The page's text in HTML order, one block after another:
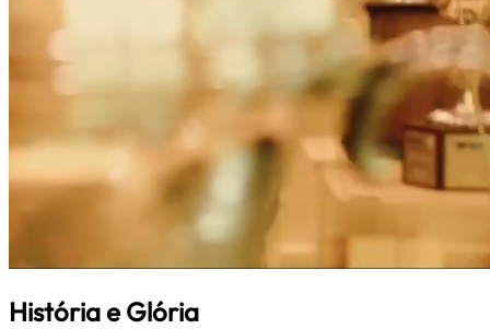
História e Glória